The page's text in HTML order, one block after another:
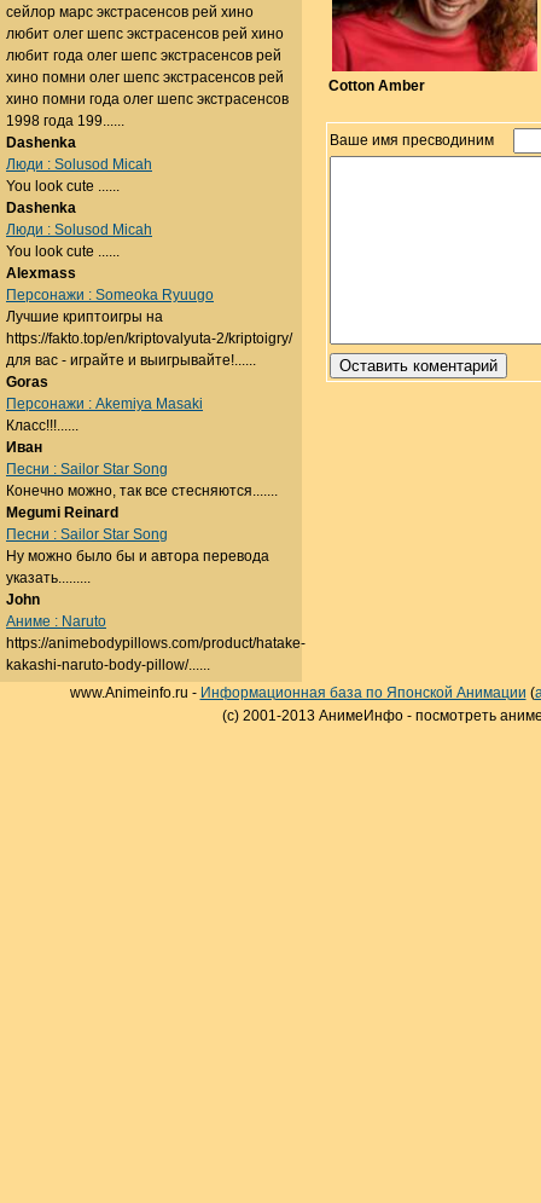
Cotton Amber
Ваше имя пресводиним
сейлор марс экстрасенсов рей хино
любит олег шепс экстрасенсов рей хино
любит года олег шепс экстрасенсов рей
хино помни олег шепс экстрасенсов рей
хино помни года олег шепс экстрасенсов
1998 года 199......
Dashenka
Люди : Solusod Micah
You look cute ......
Dashenka
Люди : Solusod Micah
You look cute ......
Alexmass
Персонажи : Someoka Ryuugo
Лучшие криптоигры на
https://fakto.top/en/kriptovalyuta-2/kriptoigry/
для вас - играйте и выигрывайте!......
Goras
Персонажи : Akemiya Masaki
Класс!!!......
Иван
Песни : Sailor Star Song
Конечно можно, так все стесняются.......
Megumi Reinard
Песни : Sailor Star Song
Ну можно было бы и автора перевода
указать.........
John
Аниме : Naruto
https://animebodypillows.com/product/hatake-
kakashi-naruto-body-pillow/......
www.Animeinfo.ru - Информационная база по Японской Анимации (
(c) 2001-2013 АнимеИнфо - посмотреть